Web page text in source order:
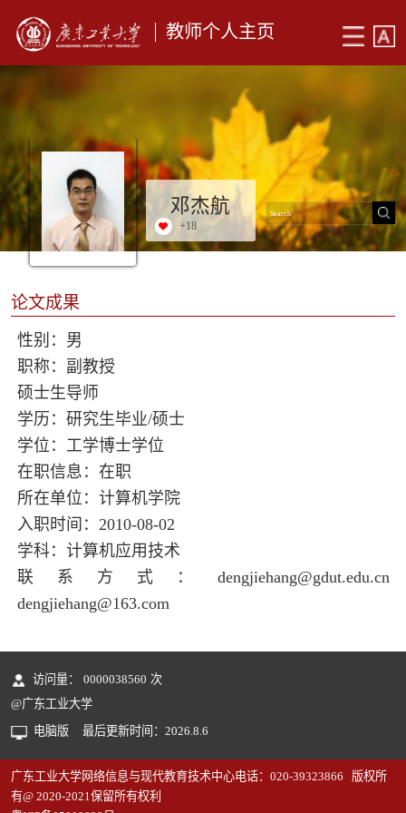
教师个人主页
邓杰航
+18
论文成果
性别：男
职称：副教授
硕士生导师
学历：研究生毕业/硕士
学位：工学博士学位
在职信息：在职
所在单位：计算机学院
入职时间：2010-08-02
学科：计算机应用技术
联系方式：dengjiehang@gdut.edu.cn
dengjiehang@163.com
访问量： 0000038560 次
@广东工业大学
电脑版
最后更新时间： 2026.8.6
广东工业大学网络信息与现代教育技术中心电话：020-39323866 版权所
有@ 2020-2021保留所有权利